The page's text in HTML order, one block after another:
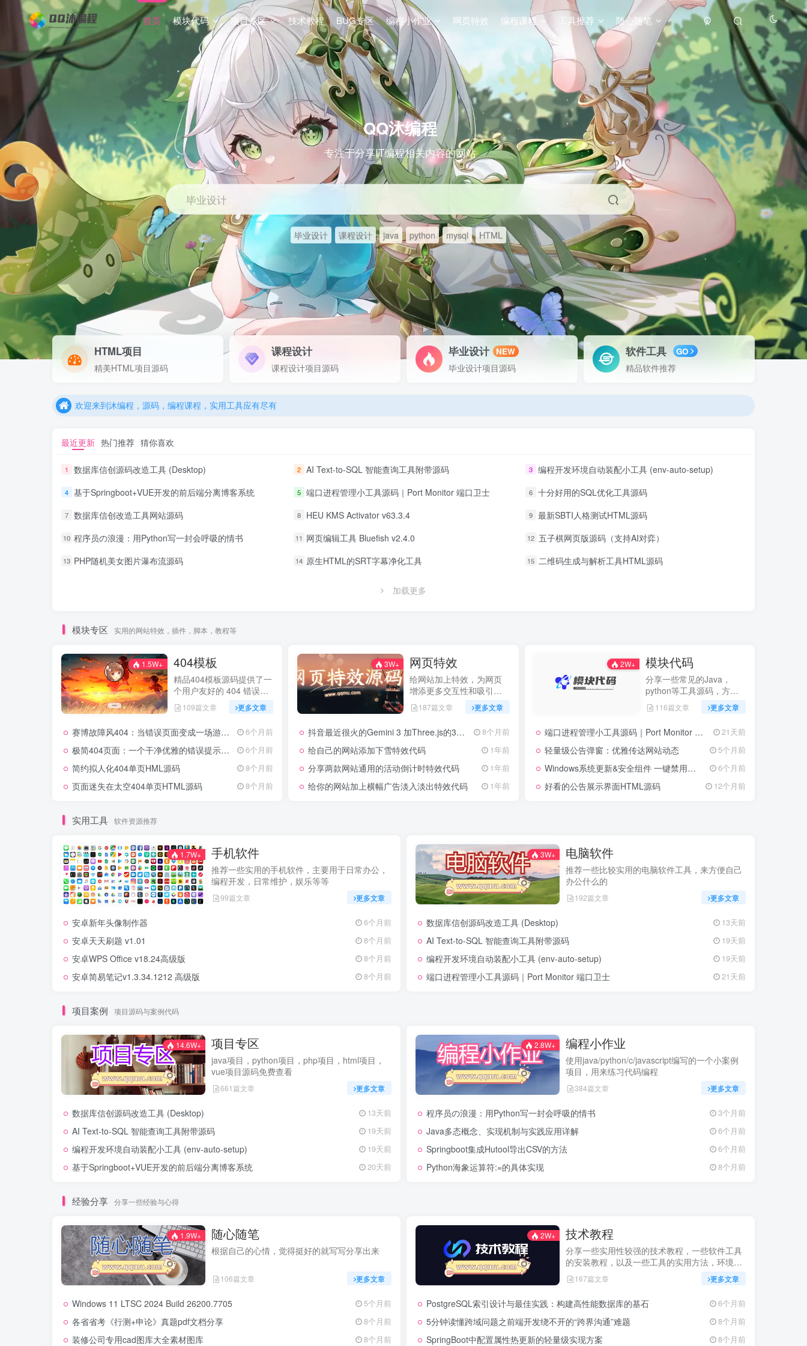
首页 模块代码 项目专区 技术教程 BUG专区 编程小作业 网页特效 编程课程 工具推荐 随心随笔
QQ沐编程
专注于分享IT编程相关内容的网站
毕业设计
毕业设计 课程设计 java python mysql HTML
HTML项目
精美HTML项目源码
课程设计
课程设计项目源码
毕业设计 NEW
毕业设计项目源码
软件工具 GO
精品软件推荐
欢迎来到沐编程，源码，编程课程，实用工具应有尽有
欢迎来到沐编程，源码，编程课程，实用工具应有尽有
最近更新 热门推荐 猜你喜欢
1 数据库信创源码改造工具 (Desktop) 2 AI Text-to-SQL 智能查询工具附带源码 3 编程开发环境自动装配小工具 (env-auto-setup)
4 基于Springboot+VUE开发的前后端分离博客系统 5 端口进程管理小工具源码｜Port Monitor 端口卫士 6 十分好用的SQL优化工具源码
7 数据库信创改造工具网站源码 8 HEU KMS Activator v63.3.4 9 最新SBTI人格测试HTML源码
10 程序员の浪漫：用Python写一封会呼吸的情书 11 网页编辑工具 Bluefish v2.4.0 12 五子棋网页版源码（支持AI对弈）
13 PHP随机美女图片瀑布流源码 14 原生HTML的SRT字幕净化工具 15 二维码生成与解析工具HTML源码
加载更多
模块专区 实用的网站特效，插件，脚本，教程等
1.5W+ 404模板
精品404模板源码提供了一
个用户友好的 404 错误页
面。109篇文章 更多文章
赛博故障风404：当错误页面变成一场游戏体验 6个月前
极简404页面：一个干净优雅的错误提示源码 6个月前
简约拟人化404单页HML源码 8个月前
页面迷失在太空404单页HTML源码 8个月前
3W+ 网页特效
给网站加上特效，为网页
增添更多交互性和吸引
力，提升用户体验
187篇文章 更多文章
抖音最近很火的Gemini 3 加Three.js的3D粒子交互代码 共十三款 8个月前
给自己的网站添加下雪特效代码 1年前
分享两款网站通用的活动倒计时特效代码 1年前
给你的网站加上横幅广告淡入淡出特效代码 1年前
2W+ 模块代码
分享一些常见的Java，
python等工具源码，方便
开发116篇文章 更多文章
端口进程管理小工具源码｜Port Monitor 端口卫士 21天前
轻量级公告弹窗：优雅传达网站动态 5个月前
Windows系统更新&安全组件 一键禁用脚本.bat 6个月前
好看的公告展示界面HTML源码 12个月前
实用工具 软件资源推荐
1.7W+ 手机软件
推荐一些实用的手机软件，主要用于日常办公，
编程开发，日常维护，娱乐等等
99篇文章 更多文章
安卓新年头像制作器 6个月前
安卓天天刷题 v1.01 8个月前
安卓WPS Office v18.24高级版 8个月前
安卓简易笔记v1.3.34.1212 高级版 8个月前
3W+ 电脑软件
推荐一些比较实用的电脑软件工具，来方便自己
办公什么的
192篇文章 更多文章
数据库信创源码改造工具 (Desktop) 13天前
AI Text-to-SQL 智能查询工具附带源码 19天前
编程开发环境自动装配小工具 (env-auto-setup) 19天前
端口进程管理小工具源码｜Port Monitor 端口卫士 21天前
项目案例 项目源码与案例代码
14.6W+ 项目专区
java项目，python项目，php项目，html项目，
vue项目源码免费查看
661篇文章 更多文章
数据库信创源码改造工具 (Desktop) 13天前
AI Text-to-SQL 智能查询工具附带源码 19天前
编程开发环境自动装配小工具 (env-auto-setup) 19天前
基于Springboot+VUE开发的前后端分离博客系统 20天前
2.8W+ 编程小作业
使用java/python/c/javascript编写的一个小案例
项目，用来练习代码编程
384篇文章 更多文章
程序员の浪漫：用Python写一封会呼吸的情书 3个月前
Java多态概念、实现机制与实践应用详解 6个月前
Springboot集成Hutool导出CSV的方法 6个月前
Python海象运算符:=的具体实现 8个月前
经验分享 分享一些经验与心得
1.9W+ 随心随笔
根据自己的心情，觉得挺好的就写写分享出来
106篇文章 更多文章
Windows 11 LTSC 2024 Build 26200.7705 5个月前
各省省考《行测+申论》真题pdf文档分享 8个月前
装修公司专用cad图库大全素材图库 8个月前
2W+ 技术教程
分享一些实用性较强的技术教程，一些软件工具
的安装教程，以及一些工具的实用方法，环境配
置等等167篇文章 更多文章
PostgreSQL索引设计与最佳实践：构建高性能数据库的基石 6个月前
5分钟读懂跨域问题之前端开发绕不开的“跨界沟通”难题 8个月前
SpringBoot中配置属性热更新的轻量级实现方案 8个月前